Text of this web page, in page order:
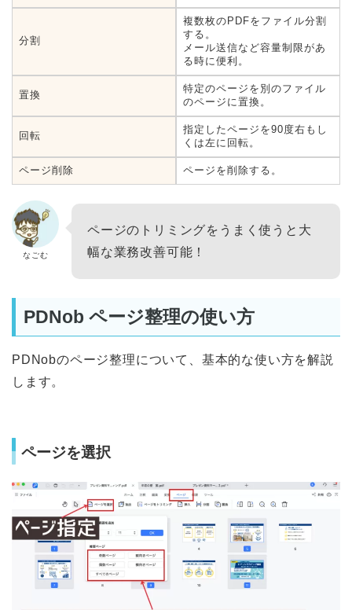
分割
複数枚のPDFをファイル分割
する。
メール送信など容量制限があ
る時に便利。
置換
特定のページを別のファイル
のページに置換。
回転
指定したページを90度右もし
くは左に回転。
ページ削除 ページを削除する。
なごむ
ページのトリミングをうまく使うと大
幅な業務改善可能！
PDNob ページ整理の使い方
PDNobのページ整理について、基本的な使い方を解説
します。
ページを選択